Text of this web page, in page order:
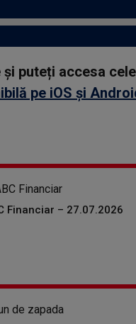
puteți accesa
pe iOS și
Financiar – 27.07.2026